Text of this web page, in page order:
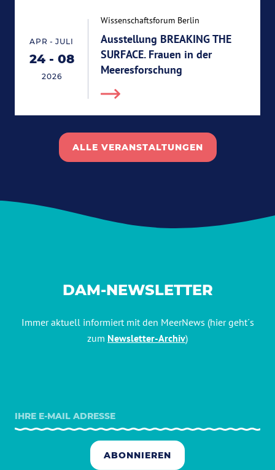
Start 24.04.2026
End 08.07.2026
APR - JULI
24 - 08
2026
Wissenschaftsforum Berlin
Ausstellung BREAKING THE
SURFACE. Frauen in der
Meeresforschung
ALLE VERANSTALTUNGEN
DAM-NEWSLETTER
Immer aktuell informiert mit den MeerNews (hier geht´s
zum Newsletter-Archiv)
ABONNIEREN